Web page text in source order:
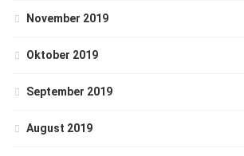
November 2019
Oktober 2019
September 2019
August 2019